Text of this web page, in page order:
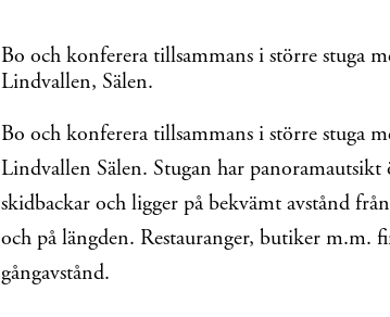
Bo och konferera tillsammans i större stuga
Lindvallen, Sälen.
Bo och konferera tillsammans i större stuga
Lindvallen Sälen. Stugan har panoramautsikt
skidbackar och ligger på bekvämt avstånd
och på längden. Restauranger, butiker m.m.
gångavstånd.